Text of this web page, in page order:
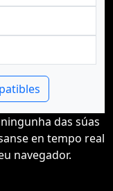
das súas
en tempo real
navegador.